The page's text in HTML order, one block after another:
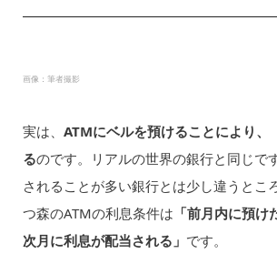
画像：筆者撮影
実は、 ATMにベルを預けることにより、
るのです。リアルの世界の銀行と同じで
されることが多い銀行とは少し違うとこ
つ森のATMの利息条件は 「前月内に預け
次月に利息が配当される」 です。